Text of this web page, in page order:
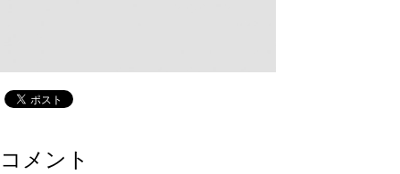
コメント